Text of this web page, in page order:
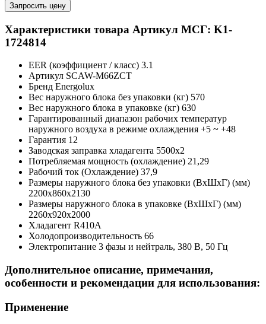
Запросить цену
Характеристики товара Артикул МСГ: K1-
1724814
EER (коэффициент / класс) 3.1
Артикул SCAW-M66ZCT
Бренд Energolux
Вес наружного блока без упаковки (кг) 570
Вес наружного блока в упаковке (кг) 630
Гарантированный диапазон рабочих температур
наружного воздуха в режиме охлаждения +5 ~ +48
Гарантия 12
Заводская заправка хладагента 5500х2
Потребляемая мощность (охлаждение) 21,29
Рабочий ток (Охлаждение) 37,9
Размеры наружного блока без упаковки (ВхШхГ) (мм)
2200x860x2130
Размеры наружного блока в упаковке (ВхШхГ) (мм)
2260x920x2000
Хладагент R410A
Холодопроизводительность 66
Электропитание 3 фазы и нейтраль, 380 В, 50 Гц
Дополнительное описание, примечания,
особенности и рекомендации для использования:
Применение